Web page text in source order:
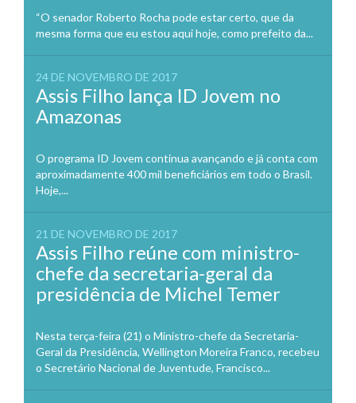
“O senador Roberto Rocha pode estar certo, que da
mesma forma que eu estou aqui hoje, como prefeito da...
24 DE NOVEMBRO DE 2017
Assis Filho lança ID Jovem no
Amazonas
O programa ID Jovem continua avançando e já conta com
aproximadamente 400 mil beneficiários em todo o Brasil.
Hoje,...
21 DE NOVEMBRO DE 2017
Assis Filho reúne com ministro-
chefe da secretaria-geral da
presidência de Michel Temer
Nesta terça-feira (21) o Ministro-chefe da Secretaria-
Geral da Presidência, Wellington Moreira Franco, recebeu
o Secretário Nacional de Juventude, Francisco...